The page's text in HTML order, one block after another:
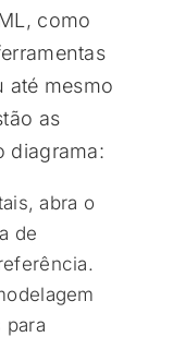
como
até mesmo
as
diagrama:
abra o
de
para